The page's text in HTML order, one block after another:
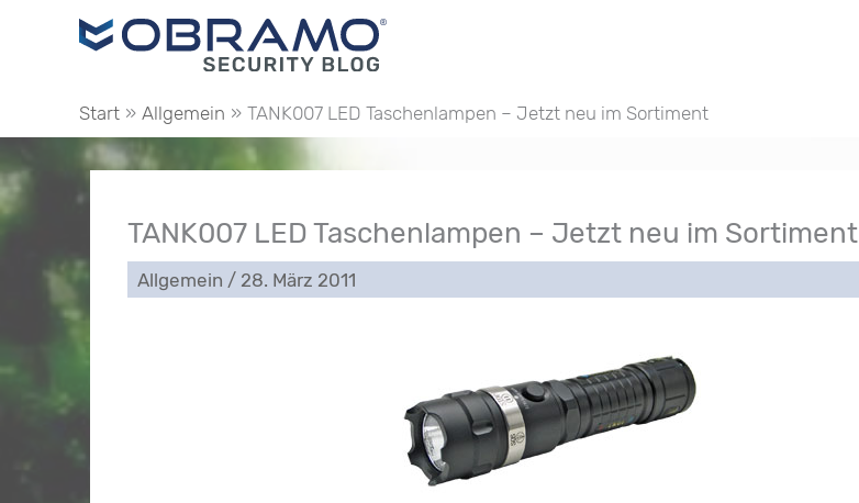
Start Allgemein TANK007 LED Taschenlampen – Jetzt neu im Sortiment
TANK007 LED Taschenlampen – Jetzt neu im Sortiment
Allgemein / 28. März 2011